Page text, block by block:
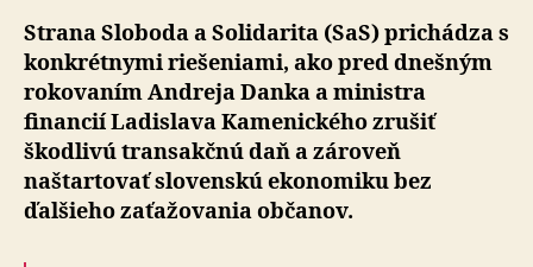
Strana Sloboda a Solidarita (SaS) prichádza s
kon­krét­ny­mi riešeniami, ako pred dnešným
rokovaním Andreja Danka a ministra
financií Ladislava Kamenického zrušiť
škodlivú transakčnú daň a zároveň
naštartovať slovenskú ekonomiku bez
ďalšieho zaťažovania občanov.